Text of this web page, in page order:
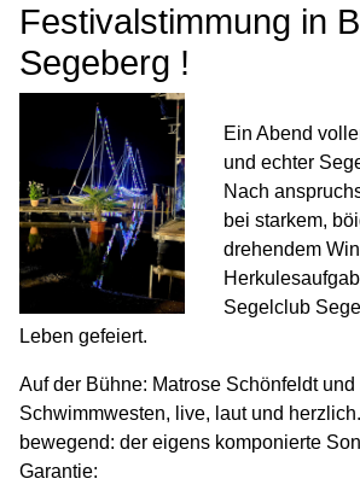
Festivalstimmung in
Segeberg !
Ein Abend
und echter
Nach
bei starkem,
drehendem
Segelclub
Leben gefeiert.
Auf der Bühne: Matrose Schönfeldt
Schwimmwesten, live, laut und
bewegend: der eigens komponierte
Garantie: